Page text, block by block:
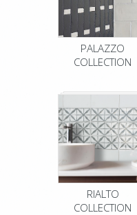
PALAZZO
COLLECTION
RIALTO
COLLECTION